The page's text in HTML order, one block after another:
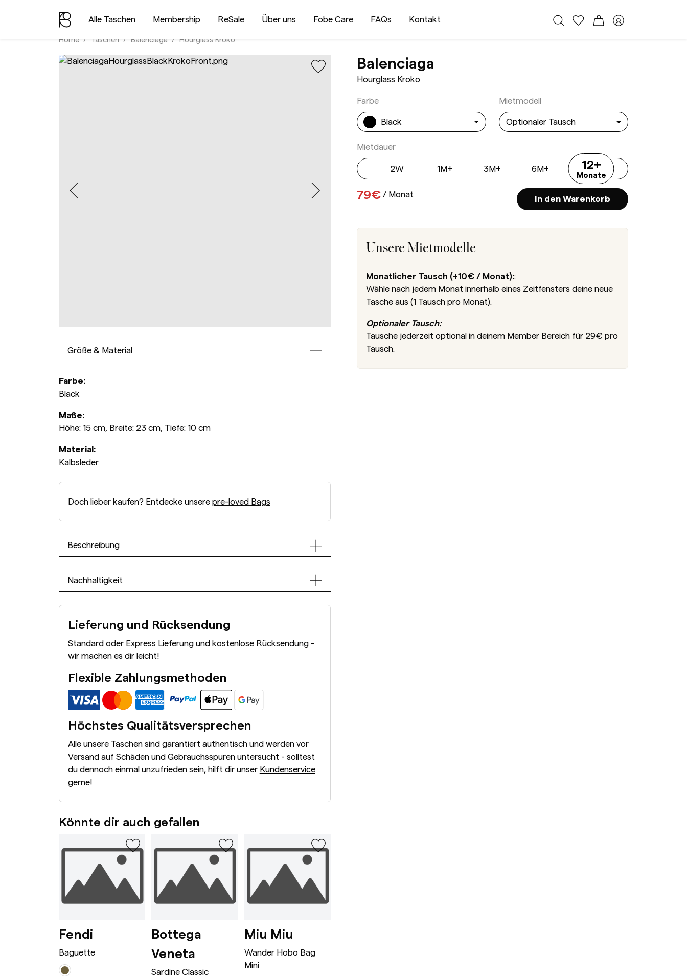
Alle Taschen Membership ReSale Über uns Fobe Care FAQs Kontakt Alle Taschen
Meine Favoriten
WarenkorbMember Bereich
Home Taschen Balenciaga Hourglass Kroko
Größe & Material
Farbe:
Black
Maße:
Höhe: 15 cm, Breite: 23 cm, Tiefe: 10 cm
Material:
Kalbsleder
Doch lieber kaufen? Entdecke unsere pre-loved Bags
Beschreibung
Nachhaltigkeit
Lieferung und Rücksendung
Standard oder Express Lieferung und kostenlose Rücksendung -
wir machen es dir leicht!
Flexible Zahlungsmethoden
Höchstes Qualitätsversprechen
Alle unsere Taschen sind garantiert authentisch und werden vor
Versand auf Schäden und Gebrauchsspuren untersucht - solltest
du dennoch einmal unzufrieden sein, hilft dir unser Kundenservice
gerne!
Könnte dir auch gefallen
Caramel
Dionysus Bag Mini Bordeaux
FendiBaguette Avocado
Baguette
Bottega
Veneta Sardine Classic Black
Sardine Classic
Miu Miu
Wander Hobo Bag
Mini
Balenciaga
Hourglass Kroko
Farbe
Black
Mietmodell
Optionaler Tausch
Mietdauer
12+
Monate
2W 1M+ 3M+ 6M+ 12M+
79€/ Monat
In den Warenkorb
Unsere Mietmodelle
Monatlicher Tausch (+10€ / Monat)::
Wähle nach jedem Monat innerhalb eines Zeitfensters deine neue
Tasche aus (1 Tausch pro Monat).
Optionaler Tausch:
Tausche jederzeit optional in deinem Member Bereich für 29€ pro
Tausch.